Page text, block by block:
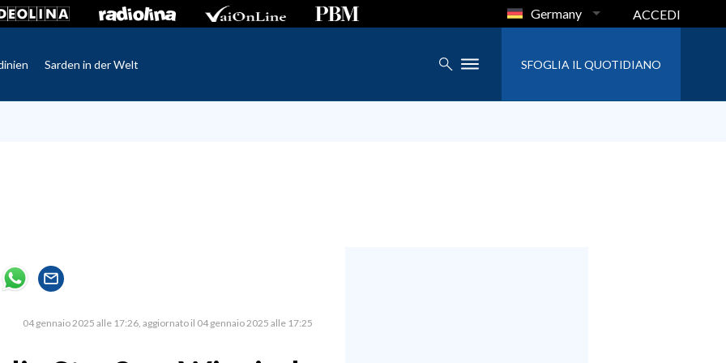
Germany ACCEDI
Sarden in der Welt SFOGLIA IL QUOTIDIANO
04 gennaio 2025 alle 17:26 aggiornato il 04 gennaio 2025 alle 17:25